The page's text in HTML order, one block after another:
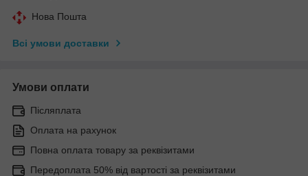
Нова Пошта
Всі умови доставки
Умови оплати
Післяплата
Оплата на рахунок
Повна оплата товару за реквізитами
Передоплата 50% від вартості за реквізитами